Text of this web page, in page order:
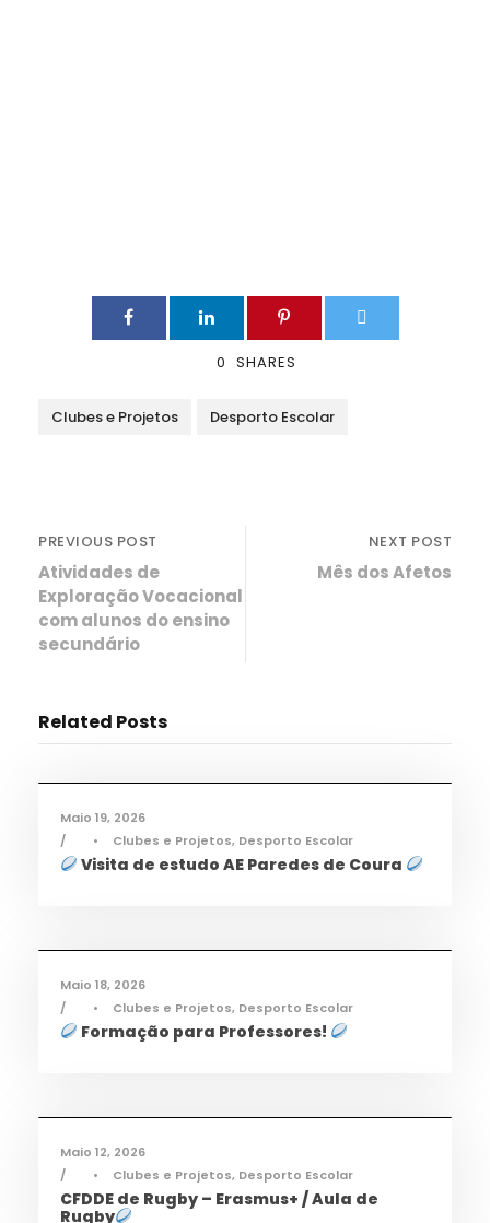
0 SHARES
Clubes e Projetos Desporto Escolar
PREVIOUS POST
Atividades de
Exploração Vocacional
com alunos do ensino
secundário
NEXT POST
Mês dos Afetos
Related Posts
Desporto,Notícias
Maio 19, 2026
•
Clubes e Projetos, Desporto Escolar
Visita de estudo AE Paredes de Coura
Maio 18, 2026
•
Clubes e Projetos, Desporto Escolar
Formação para Professores!
Maio 12, 2026
•
Clubes e Projetos, Desporto Escolar
CFDDE de Rugby – Erasmus+ / Aula de
Rugby